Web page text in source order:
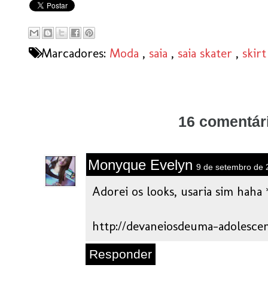
Marcadores: Moda , saia , saia skater , skirt
16
Monyque Evelyn 9 de setembro de
Adorei os looks, usaria sim haha
http://devaneiosdeuma-
Responder